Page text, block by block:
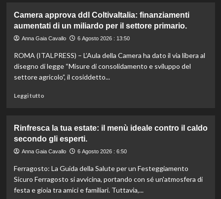
Mortadella
ritirata:
rischio
scopri
quali
marche
Camera approva ddl ColtivaItalia: finanziamenti
aumentati di un miliardo per il settore primario.
Anna Gaia Cavallo 6 Agosto 2026 : 13:50
ROMA (ITALPRESS) – L’Aula della Camera ha dato il via libera al
disegno di legge “Misure di consolidamento e sviluppo del
settore agricolo”, il cosiddetto...
Leggi tuttoLeggi
Camera
approva
ddl
finanziamenti
aumentati
di
Rinfresca la tua estate: il menù ideale contro il caldo
secondo gli esperti.
Anna Gaia Cavallo 6 Agosto 2026 : 6:50
Ferragosto: La Guida della Salute per un Festeggiamento
Sicuro Ferragosto si avvicina, portando con sé un'atmosfera di
festa e gioia tra amici e familiari. Tuttavia,...